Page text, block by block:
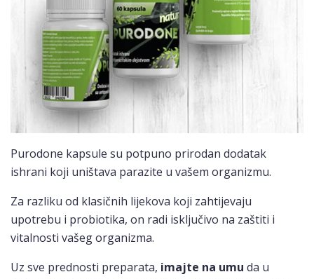
Purodone kapsule su potpuno prirodan dodatak
ishrani koji uništava parazite u vašem organizmu.
Za razliku od klasičnih lijekova koji zahtijevaju
upotrebu i probiotika, on radi isključivo na zaštiti i
vitalnosti vašeg organizma.
Uz sve prednosti preparata, imajte na umu da u